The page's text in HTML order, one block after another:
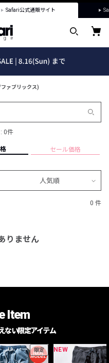
Safari公式通販サイト
ァブリックス)
0件
セール価格
人気順
0 件
りません
Item
ない限定アイテム
限定 NEW